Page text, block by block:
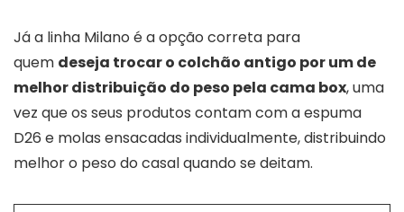
Já a linha Milano é a opção correta para
quem deseja trocar o colchão antigo por um de
melhor distribuição do peso pela cama box, uma
vez que os seus produtos contam com a espuma
D26 e molas ensacadas individualmente, distribuindo
melhor o peso do casal quando se deitam.